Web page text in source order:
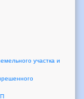
участка и